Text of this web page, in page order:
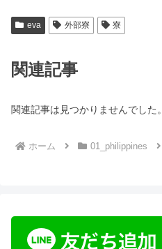
eva 外部寮 寮
関連記事
関連記事は見つかりませんでした。
ホーム 01_philippines